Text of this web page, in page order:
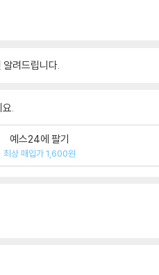
려드립니다.
.
예스24에 팔기
최상 매입가 1,600원